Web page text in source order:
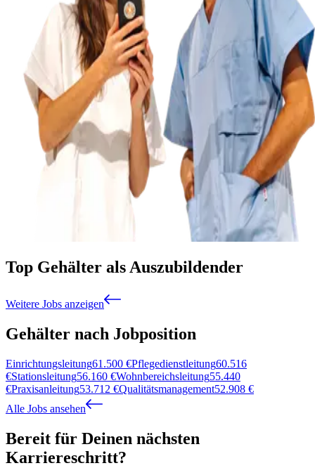
Top Gehälter als Auszubildender
Weitere Jobs anzeigen
Gehälter nach Jobposition
Einrichtungsleitung61.500 €Pflegedienstleitung60.516
€Stationsleitung56.160 €Wohnbereichsleitung55.440
€Praxisanleitung53.712 €Qualitätsmanagement52.908 €
Alle Jobs ansehen
Bereit für Deinen nächsten
Karriereschritt?